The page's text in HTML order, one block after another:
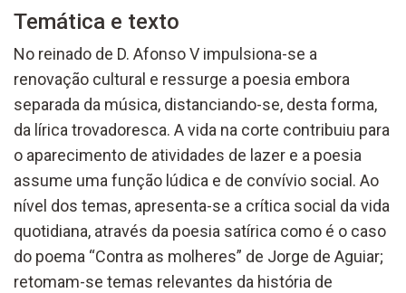
Temática e texto
No reinado de D. Afonso V impulsiona-se a
renovação cultural e ressurge a poesia embora
separada da música, distanciando-se, desta forma,
da lírica trovadoresca. A vida na corte contribuiu para
o aparecimento de atividades de lazer e a poesia
assume uma função lúdica e de convívio social. Ao
nível dos temas, apresenta-se a crítica social da vida
quotidiana, através da poesia satírica como é o caso
do poema “Contra as molheres” de Jorge de Aguiar;
retomam-se temas relevantes da história de